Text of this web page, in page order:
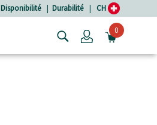
Disponibilité | Durabilité | CH
Login0